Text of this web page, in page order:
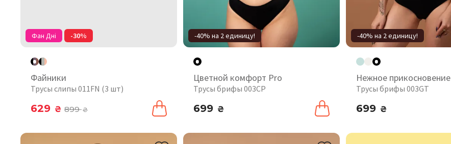
Фан Дні -30%
Файники
Трусы слипы 011FN (3 шт)
629 ₴ 899₴
-40% на 2 единицу!
Цветной комфорт Pro
Трусы брифы 003CP
699 ₴
-40% на 2 единицу!
Нежное прикосновение
Трусы брифы 003GT
699 ₴